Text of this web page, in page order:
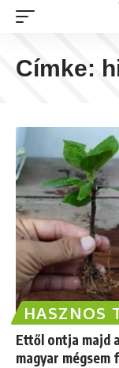
Címke:
HASZNOS
Ettől ontja majd
magyar mégsem